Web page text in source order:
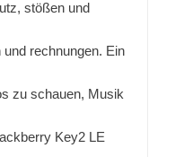
stößen und
rechnungen. Ein
zu schauen, Musik
Key2 LE